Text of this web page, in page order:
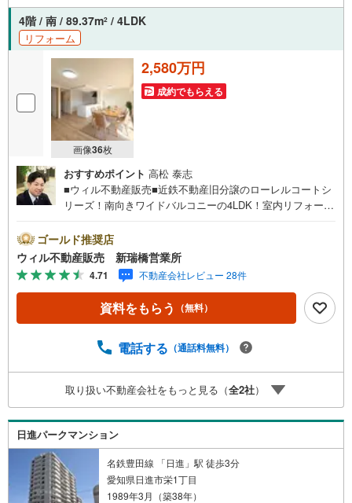
4階 / 南 / 89.37m2 / 4LDK
リフォーム
画像36枚
2,580万円
成約でもらえる
おすすめポイント 高松 泰志
■ウィル不動産販売■近鉄不動産旧分譲のローレルコートシ
リーズ！南向きワイドバルコニーの4LDK！室内リフォーム
【近鉄不動産旧分譲ローレルコートシリーズ】南向きのワ
イドバルコニーで採光良好です。横長リビングは開放感が
あります。アウトポール設計で家具の配置がしやすいプラ
ンペット飼育可能（細則あり）、オートロック、宅配ボッ
クスありリフォーム済み物件のためすぐに生活を始められ
ます。旭出小学校徒歩4分のためお子様の通学も安心です。
境です。【弊社について】定休日なしのウィルなら即日対
す！まずはお気軽にお問合せください！
ゴールド推奨店
ウィル不動産販売 新瑞橋営業所
4.71 不動産会社レビュー 28件
資料をもらう （無料）
電話する （通話料無料）
取り扱い不動産会社をもっと見る（全2社）
日進パークマンション
名鉄豊田線 「日進」駅 徒歩3分
愛知県日進市栄1丁目
1989年3月（築38年）